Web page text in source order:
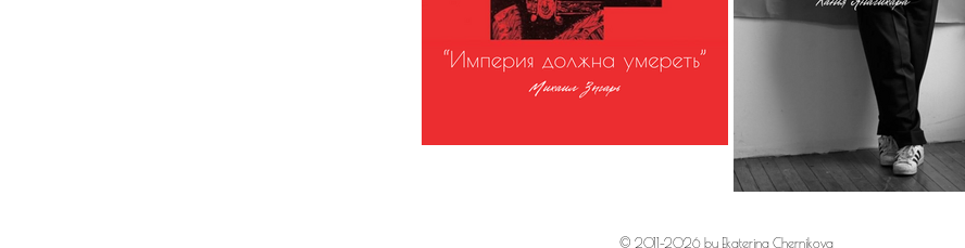
© 2011-2026 by Ekaterina Chernikova